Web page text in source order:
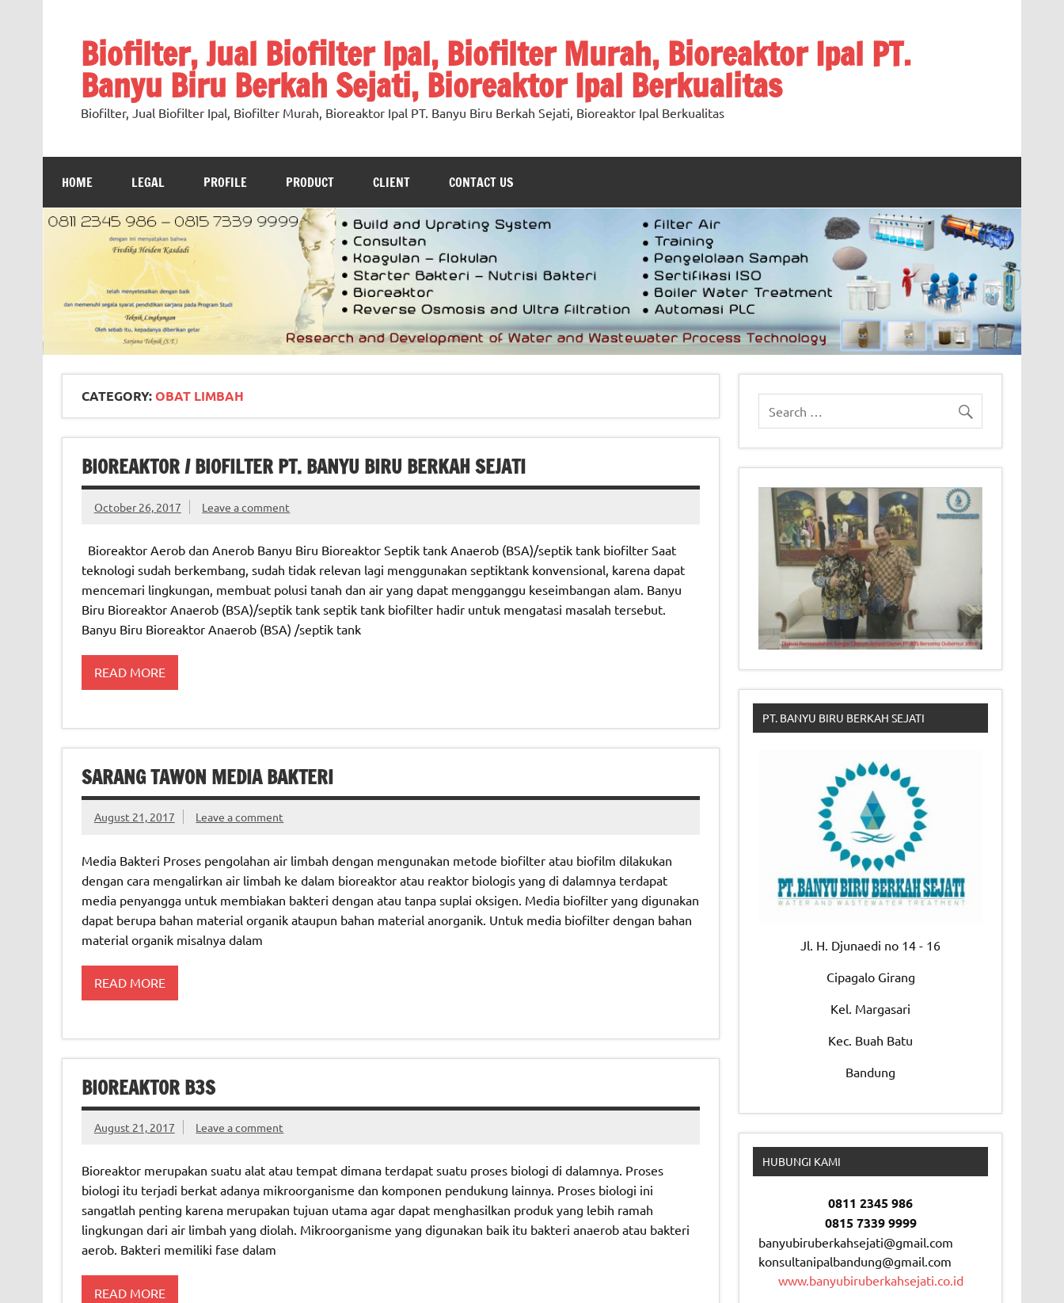
Biofilter, Jual Biofilter Ipal, Biofilter Murah, Bioreaktor Ipal PT.
Banyu Biru Berkah Sejati, Bioreaktor Ipal Berkualitas
Biofilter, Jual Biofilter Ipal, Biofilter Murah, Bioreaktor Ipal PT. Banyu Biru Berkah Sejati, Bioreaktor Ipal Berkualitas
HOME LEGAL PROFILE PRODUCT CLIENT CONTACT US
CATEGORY:OBAT LIMBAH
BIOREAKTOR / BIOFILTER PT. BANYU BIRU BERKAH SEJATI
October 26, 2017 Leave a comment
Bioreaktor Aerob dan Anerob Banyu Biru Bioreaktor Septik tank Anaerob (BSA)/septik tank biofilter Saat
teknologi sudah berkembang, sudah tidak relevan lagi menggunakan septiktank konvensional, karena dapat
mencemari lingkungan, membuat polusi tanah dan air yang dapat mengganggu keseimbangan alam. Banyu
Biru Bioreaktor Anaerob (BSA)/septik tank septik tank biofilter hadir untuk mengatasi masalah tersebut.
Banyu Biru Bioreaktor Anaerob (BSA) /septik tank
READ MORE
SARANG TAWON MEDIA BAKTERI
August 21, 2017 Leave a comment
Media Bakteri Proses pengolahan air limbah dengan mengunakan metode biofilter atau biofilm dilakukan
dengan cara mengalirkan air limbah ke dalam bioreaktor atau reaktor biologis yang di dalamnya terdapat
media penyangga untuk membiakan bakteri dengan atau tanpa suplai oksigen. Media biofilter yang digunakan
dapat berupa bahan material organik ataupun bahan material anorganik. Untuk media biofilter dengan bahan
material organik misalnya dalam
READ MORE
BIOREAKTOR B3S
August 21, 2017 Leave a comment
Bioreaktor merupakan suatu alat atau tempat dimana terdapat suatu proses biologi di dalamnya. Proses
biologi itu terjadi berkat adanya mikroorganisme dan komponen pendukung lainnya. Proses biologi ini
sangatlah penting karena merupakan tujuan utama agar dapat menghasilkan produk yang lebih ramah
lingkungan dari air limbah yang diolah. Mikroorganisme yang digunakan baik itu bakteri anaerob atau bakteri
aerob. Bakteri memiliki fase dalam
READ MORE
PT. BANYU BIRU BERKAH SEJATI
Jl. H. Djunaedi no 14 - 16
Cipagalo Girang
Kel. Margasari
Kec. Buah Batu
Bandung
HUBUNGI KAMI
0811 2345 986
0815 7339 9999
banyubiruberkahsejati@gmail.com
konsultanipalbandung@gmail.com
www.banyubiruberkahsejati.co.id